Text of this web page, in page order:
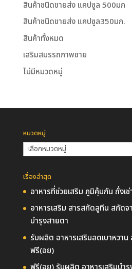
สินค้าชนิดขายส่ง แคปซูล 500มก
สินค้าชนิดขายส่ง แคปซูล350มก.
สินค้าทั้งหมด
เสริมสมรรถภาพชาย
ไม่มีหมวดหมู่
หมวดหมู่
หมวด
เรื่องล่าสุด
อาหารที่ช่วยเสริม ภูมิคุ้มกัน ถั่งเ
อาหารเสริม สารสกัดลูทีน สกัดจ
บำรุงสายตา
รับผลิต อาหารเสริมลดเบาหวา
ฟรี(อย)